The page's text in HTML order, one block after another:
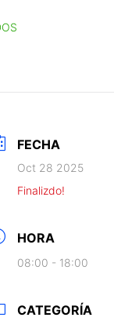
FECHA
Oct 28 2025
Finalizdo!
HORA
08:00 - 18:00
CATEGORÍA